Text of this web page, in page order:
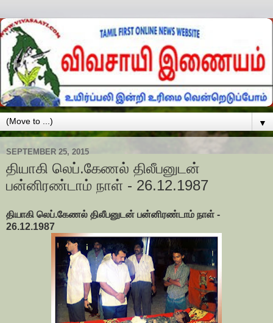
▼
SEPTEMBER 25, 2015
தியாகி லெப்.கேணல் திலீபனுடன்
பன்னிரண்டாம் நாள் - 26.12.1987
தியாகி லெப்.கேணல் திலீபனுடன் பன்னிரண்டாம் நாள் -
26.12.1987